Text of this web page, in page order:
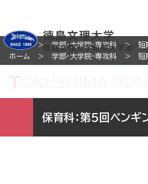
ホーム 学部・大学院・専攻科 短
ホーム
学部・大学院・専攻科 短
保育科：第５回ペンギ